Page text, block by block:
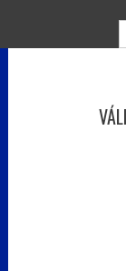
content